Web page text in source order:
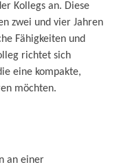
Kollegs an. Diese
zwei und vier Jahren
Fähigkeiten und
richtet sich
eine kompakte,
möchten.
an einer